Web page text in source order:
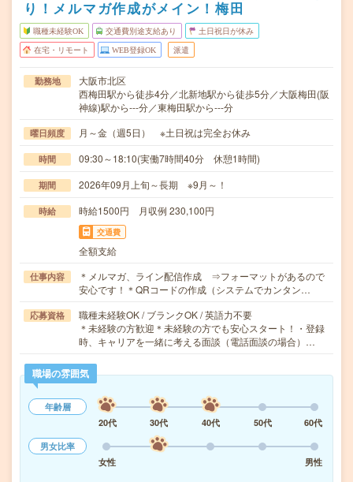
り！メルマガ作成がメイン！梅田
職種未経験OK 交通費別途支給あり 土日祝日が休み
在宅・リモート WEB登録OK 派遣
勤務地
大阪市北区
西梅田駅から徒歩4分／北新地駅から徒歩5分／大阪梅田(阪
神線)駅から---分／東梅田駅から---分
曜日頻度 月～金（週5日） ※土日祝は完全お休み
時間 09:30～18:10(実働7時間40分 休憩1時間)
期間 2026年09月上旬～長期 ※9月～！
時給 時給1500円 月収例 230,100円
交通費
全額支給
仕事内容
＊メルマガ、ライン配信作成 ⇒フォーマットがあるので
安心です！＊QRコードの作成（システムでカンタン…
応募資格
職種未経験OK / ブランクOK / 英語力不要
＊未経験の方歓迎＊未経験の方でも安心スタート！・登録
時、キャリアを一緒に考える面談（電話面談の場合）…
職場の雰囲気
年齢層
20代
30代 40代 50代
60代
男女比率
女性
男性